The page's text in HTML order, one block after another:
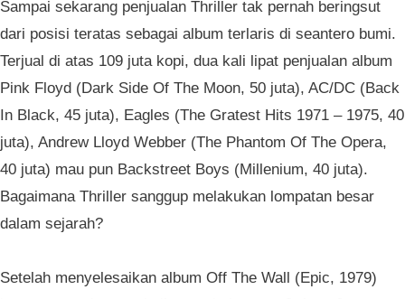
Sampai sekarang penjualan Thriller tak pernah beringsut
dari posisi teratas sebagai album terlaris di seantero bumi.
Terjual di atas 109 juta kopi, dua kali lipat penjualan album
Pink Floyd (Dark Side Of The Moon, 50 juta), AC/DC (Back
In Black, 45 juta), Eagles (The Gratest Hits 1971 – 1975, 40
juta), Andrew Lloyd Webber (The Phantom Of The Opera,
40 juta) mau pun Backstreet Boys (Millenium, 40 juta).
Bagaimana Thriller sanggup melakukan lompatan besar
dalam sejarah?
Setelah menyelesaikan album Off The Wall (Epic, 1979)